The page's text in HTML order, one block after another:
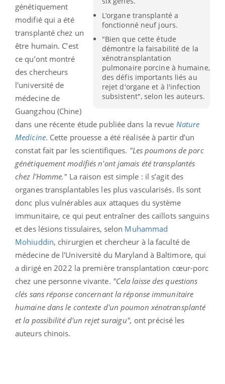
L’organe transplanté a
fonctionné neuf jours.
"Bien que cette étude
démontre la faisabilité de la
xénotransplantation
pulmonaire porcine à humaine,
des défis importants liés au
rejet d'organe et à l'infection
subsistent", selon les auteurs.
génétiquement
modifié qui a été
transplanté chez un
être humain. C’est
ce qu’ont montré
des chercheurs
l'université de
médecine de
Guangzhou (Chine)
dans une récente étude publiée dans la revue Nature
Medicine. Cette prouesse a été réalisée à partir d’un
constat fait par les scientifiques. "Les poumons de porc
génétiquement modifiés n'ont jamais été transplantés
chez l'Homme." La raison est simple : il s’agit des
organes transplantables les plus vascularisés. Ils sont
donc plus vulnérables aux attaques du système
immunitaire, ce qui peut entraîner des caillots sanguins
et des lésions tissulaires, selon Muhammad
Mohiuddin, chirurgien et chercheur à la faculté de
médecine de l'Université du Maryland à Baltimore, qui
a dirigé en 2022 la première transplantation cœur-porc
chez une personne vivante. "Cela laisse des questions
clés sans réponse concernant la réponse immunitaire
humaine dans le contexte d'un poumon xénotransplanté
et la possibilité d'un rejet suraigu", ont précisé les
auteurs chinois.